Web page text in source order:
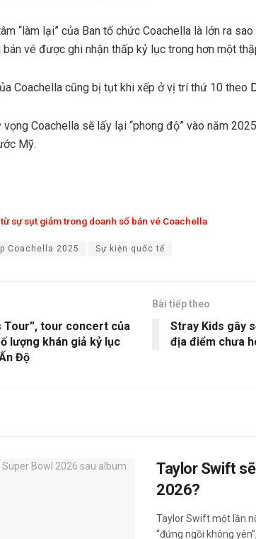
“làm lại” của Ban tổ chức Coachella là lớn ra
bán vé được ghi nhận thấp kỷ lục trong hơn một
Coachella cũng bị tụt khi xếp ở vị trí thứ 10 theo
Coachella sẽ lấy lại “phong độ” vào năm
Mỹ.
sự sụt giảm trong doanh số bán vé Coachella
Coachella 2025 Sự kiện quốc tế
Tour”, tour concert của
lượng khán giả kỷ lục
Độ
Bài tiếp theo
Stray Kids gây
địa điểm chưa
Taylor Swift
2026?
Taylor Swift một lần
“đứng ngồi không